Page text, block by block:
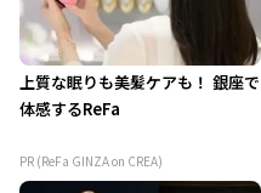
上質な眠りも美髪ケアも！ 銀座で
体感するReFa
PR (ReFa GINZA on CREA)